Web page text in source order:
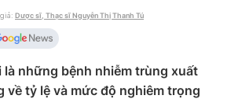
Dược sĩ, Thạc sĩ Nguyễn Thị Thanh Tú
là những bệnh nhiễm trùng xuất
về tỷ lệ và mức độ nghiêm trọng